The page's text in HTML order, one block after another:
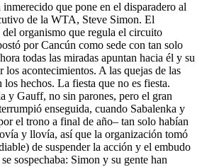
que pone en el disparadero al
de la WTA, Steve Simon. El
del organismo que regula el circuito
por Cancún como sede con tan solo
todas las miradas apuntan hacia él y su
los acontecimientos. A las quejas de las
los hechos. La fiesta que no es fiesta.
y Gauff, no sin parones, pero el gran
enseguida, cuando Sabalenka y
el trono a final de año– tan solo habían
y llovía, así que la organización tomó
de suspender la acción y el embudo
sospechaba: Simon y su gente han